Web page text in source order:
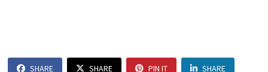
SHARE SHARE PIN IT SHARE